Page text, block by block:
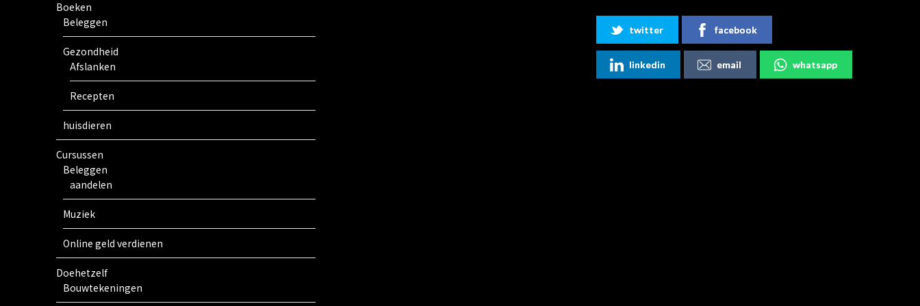
Boeken
Beleggen
Gezondheid
Afslanken
Recepten
huisdieren
Cursussen
Beleggen
aandelen
Muziek
Online geld verdienen
Doehetzelf
Bouwtekeningen
twitter facebook
linkedin email whatsapp